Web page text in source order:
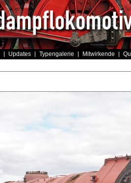
Updates Typengalerie Mitwirkende